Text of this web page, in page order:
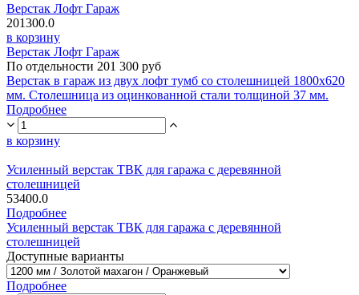
Верстак Лофт Гараж
201300.0
в корзину
Верстак Лофт Гараж
По отдельности 201 300 руб
Верстак в гараж из двух лофт тумб со столешницей 1800х620
мм. Столешница из оцинкованной стали толщиной 37 мм.
Подробнее
в корзину
Усиленный верстак ТВК для гаража с деревянной
столешницей
53400.0
Подробнее
Усиленный верстак ТВК для гаража с деревянной
столешницей
Доступные варианты
Подробнее